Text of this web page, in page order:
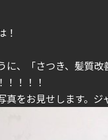
！
、「さつき、髪質改
！！！
真をお見せします。ジ